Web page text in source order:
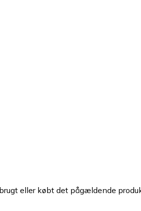
eller købt det pågældende